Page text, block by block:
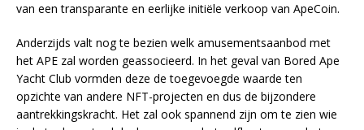
van een transparante en eerlijke initiële verkoop van ApeCoin.
Anderzijds valt nog te bezien welk amusementsaanbod met
het APE zal worden geassocieerd. In het geval van Bored Ape
Yacht Club vormden deze de toegevoegde waarde ten
opzichte van andere NFT-projecten en dus de bijzondere
aantrekkingskracht. Het zal ook spannend zijn om te zien wie